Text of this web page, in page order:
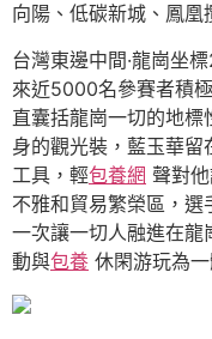
向陽、低碳新城、鳳凰
台灣東邊中間·龍崗坐
來近5000名參賽者積
直囊括龍崗一切的地
身的觀光裝，藍玉華
工具，輕包養網 聲對
不雅和貿易繁榮區，
一次讓一切人融進在龍
動與包養 休閑游玩為